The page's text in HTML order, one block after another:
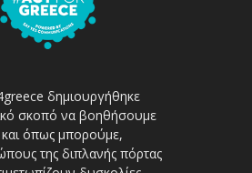
δημιουργήθηκε
σκοπό να βοηθήσουμε
όπως μπορούμε,
της διπλανής πόρτας